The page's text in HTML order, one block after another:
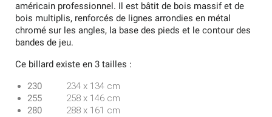
américain professionnel. Il est bâtit de bois massif et de
bois multiplis, renforcés de lignes arrondies en métal
chromé sur les angles, la base des pieds et le contour des
bandes de jeu.
Ce billard existe en 3 tailles :
230 234 x 134 cm
255 258 x 146 cm
280 288 x 161 cm